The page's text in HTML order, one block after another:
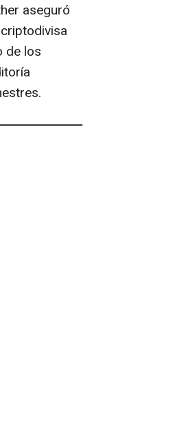
aseguró
de los